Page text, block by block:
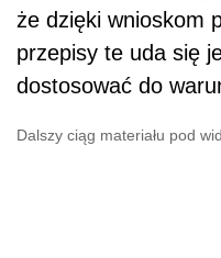
że dzięki wnioskom
przepisy te uda się
dostosować do
Dalszy ciąg materiału pod